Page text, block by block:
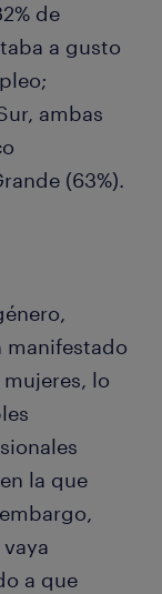
de
a gusto
ambas
(63%).
manifestado
lo
la que
a que